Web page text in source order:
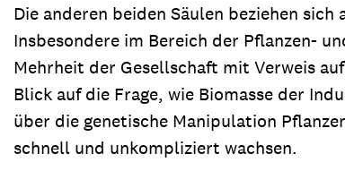
Die anderen beiden Säulen beziehen
Insbesondere im Bereich der Pflanzen-
Mehrheit der Gesellschaft mit Verweis
Blick auf die Frage, wie Biomasse der
über die genetische Manipulation
schnell und unkompliziert wachsen.